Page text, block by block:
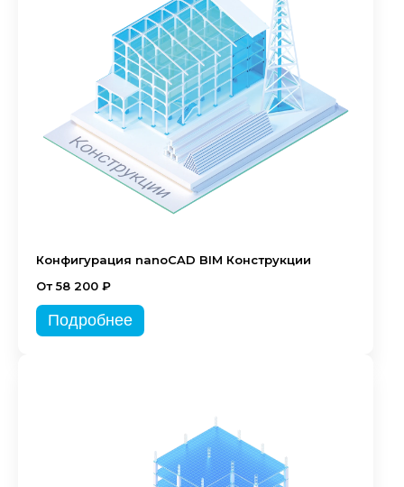
Конфигурация nanoCAD BIM Конструкции
От 58 200 ₽
Подробнее